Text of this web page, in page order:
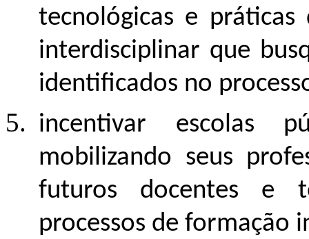
tecnológicas e
interdisciplinar que
identificados no
incentivar escolas
mobilizando seus
futuros docentes e
processos de formação